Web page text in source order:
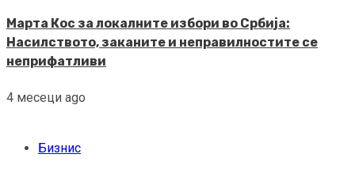
Марта Кос за локалните избори во Србија:
Насилството, заканите и неправилностите се
неприфатливи
4 месеци ago
Бизнис